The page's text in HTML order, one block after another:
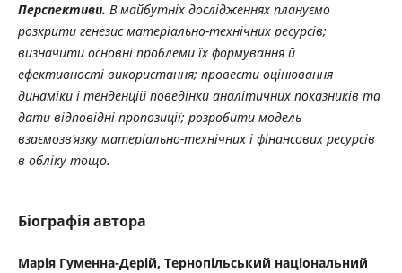
Перспективи. В майбутніх дослідженнях плануємо
розкрити генезис матеріально-технічних ресурсів;
визначити основні проблеми їх формування й
ефективності використання; провести оцінювання
динаміки і тенденцій поведінки аналітичних показників та
дати відповідні пропозиції; розробити модель
взаємозв’язку матеріально-технічних і фінансових ресурсів
в обліку тощо.
Біографія автора
Марія Гуменна-Дерій, Тернопільський національний